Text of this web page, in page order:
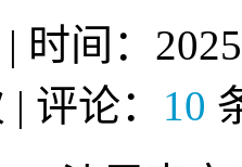
时间：
| 评论： 10